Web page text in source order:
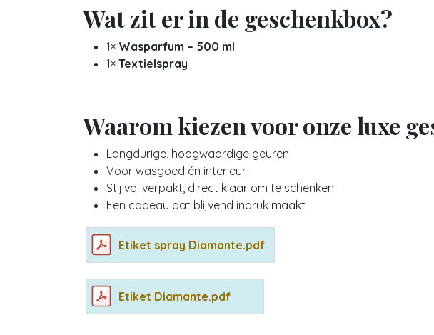
Wat zit er in de geschenkbox?
1× Wasparfum – 500 ml
1× Textielspray
Waarom kiezen voor onze luxe
Langdurige, hoogwaardige geuren
Voor wasgoed én interieur
Stijlvol verpakt, direct klaar om te schenken
Een cadeau dat blijvend indruk maakt
Etiket spray Diamante.pdf
Etiket Diamante.pdf